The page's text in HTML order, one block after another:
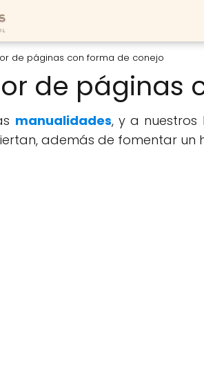
de páginas con forma de conejo
de páginas
manualidades, y a nuestros
además de fomentar un